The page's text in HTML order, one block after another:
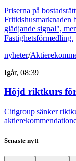
Priserna på
Fritidshusmarknaden
glädjande signal",
Fastighetsförmedling.
nyheter/
Igår, 08:39
Höjd riktkurs
Citigroup sänker
Senaste nytt